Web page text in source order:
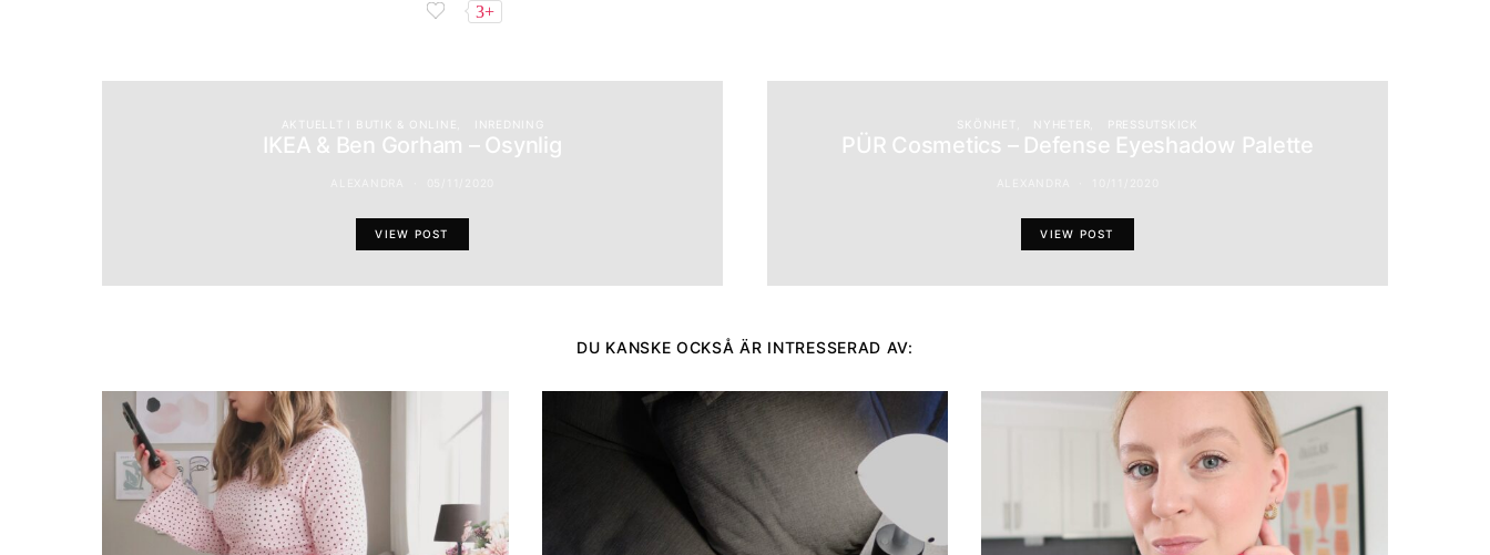
3+
AKTUELLT I BUTIK & ONLINE INREDNING
IKEA & Ben Gorham – Osynlig
VIEW POST
SKÖNHET NYHETER PRESSUTSKICK
PÜR Cosmetics – Defense Eyeshadow Palette
VIEW POST
DU KANSKE OCKSÅ ÄR INTRESSERAD AV: